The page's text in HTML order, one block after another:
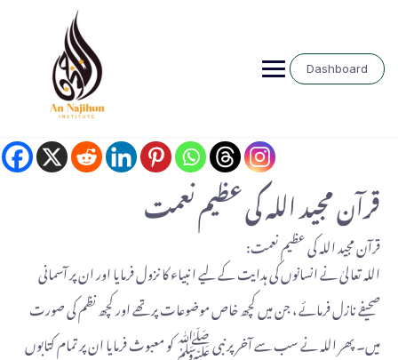
Dashboard
قرآن مجید اللہ کی عظیم نعمت
قرآن مجید اللہ کی عظیم نعمت:
اللہ تعالیٰ نے انسانوں کی ہدایت کے لیے انبیاء کا نزول فرمایا اور ان پر آسمانی
صحیفے نازل فرمائے ، جن میں کچھ خاص موضوعات پر تھے اور کچھ نظم کی صورت
میں۔ پھر اللہ نے سب سے آخر پر نبی ﷺ کو معبوث فرمایا ان پر تمام کتابوں